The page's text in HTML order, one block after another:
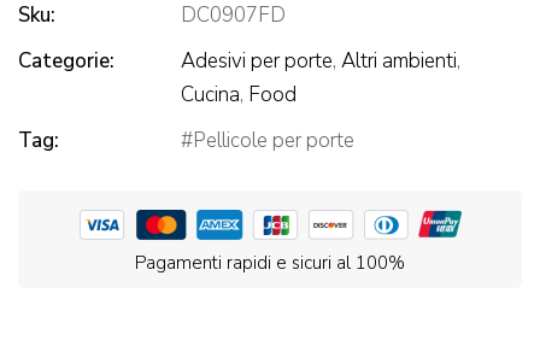
Sku:
DC0907FD
Categorie:
Adesivi per porte, Altri ambienti,
Cucina, Food
Tag:
Pellicole per porte
Pagamenti rapidi e sicuri al 100%